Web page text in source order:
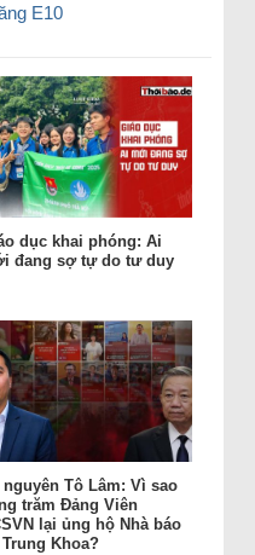
E10
dục khai phóng: Ai
đang sợ tự do tư duy
nguyên Tô Lâm: Vì sao
trăm Đảng Viên
lại ủng hộ Nhà báo
Trung Khoa?